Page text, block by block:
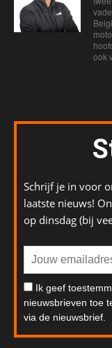
ook
Schrijf je in voor
laatste nieuws!
op dinsdag (bij
Ik geef
nieuwsbrieven toe
via de nieuwsbrief.